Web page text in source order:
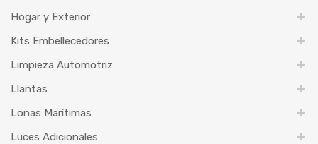
Hogar y Exterior
Kits Embellecedores
Limpieza Automotriz
Llantas
Lonas Marítimas
Luces Adicionales